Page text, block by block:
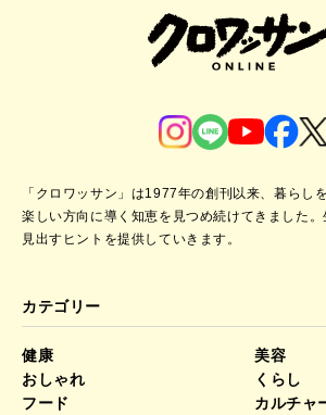
「クロワッサン」は1977年の創刊以来、暮らし
楽しい方向に導く知恵を見つめ続けてきました。
見出すヒントを提供していきます。
カテゴリー
健康
美容
おしゃれ
くらし
フード
カルチャ